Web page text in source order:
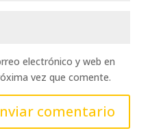
electrónico y web en
vez que comente.